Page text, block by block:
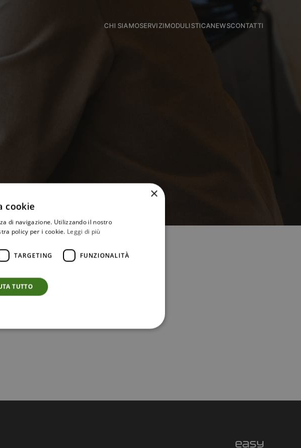
CHI SIAMOSERVIZIMODULISTICANEWSCONTATTI
×
cookie
di navigazione. Utilizzando il nostro
policy per i cookie. Leggi di più
TARGETING FUNZIONALITÀ
TUTTO